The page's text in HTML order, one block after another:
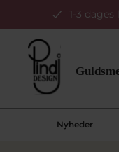
1-3
Nyheder